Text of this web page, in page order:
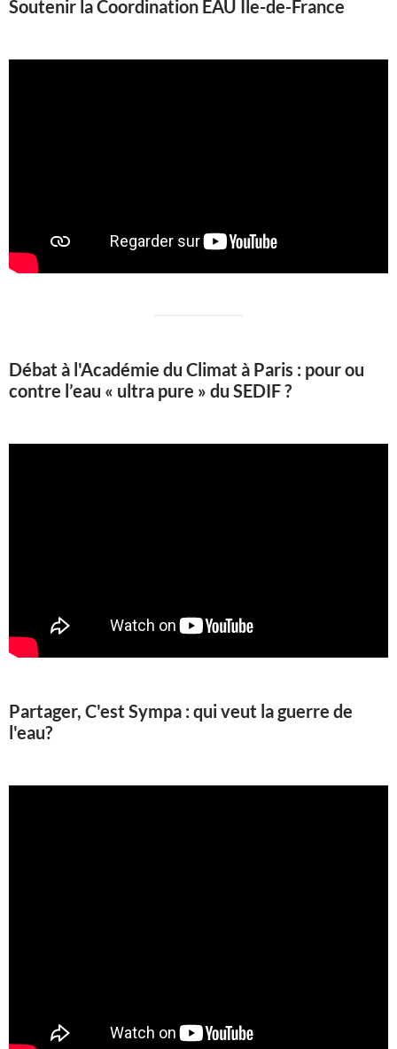
Soutenir la Coordination EAU Ile-de-France
Débat à l'Académie du Climat à Paris : pour ou
contre l’eau « ultra pure » du SEDIF ?
Partager, C'est Sympa : qui veut la guerre de
l'eau?